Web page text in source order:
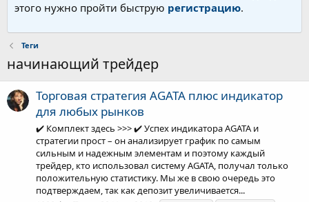
этого нужно пройти быструю регистрацию.
Теги
начинающий трейдер
Торговая стратегия AGATA плюс индикатор
для любых рынков
✔️ Комплект здесь >>> ✔️ Успех индикатора AGATA и
стратегии прост – он анализирует график по самым
сильным и надежным элементам и поэтому каждый
трейдер, кто использовал систему AGATA, получал только
положительную статистику. Мы же в свою очередь это
подтверждаем, так как депозит увеличивается...